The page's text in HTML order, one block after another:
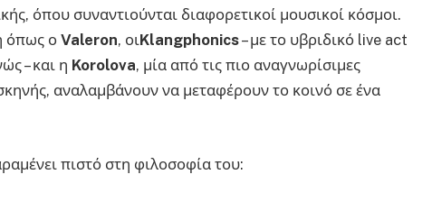
όπου συναντιούνται διαφορετικοί μουσικοί κόσμοι.
όπως ο Valeron, οιKlangphonics– με το υβριδικό live act
– και η Korolova, μία από τις πιο αναγνωρίσιμες
αναλαμβάνουν να μεταφέρουν το κοινό σε ένα
πιστό στη φιλοσοφία του: